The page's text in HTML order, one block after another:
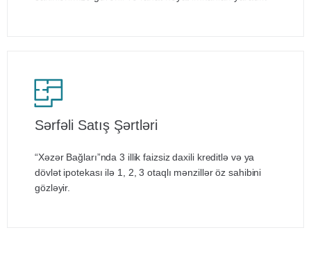
Sərfəli Satış Şərtləri
“Xəzər Bağları”nda 3 illik faizsiz daxili kreditlə və ya
dövlət ipotekası ilə 1, 2, 3 otaqlı mənzillər öz sahibini
gözləyir.